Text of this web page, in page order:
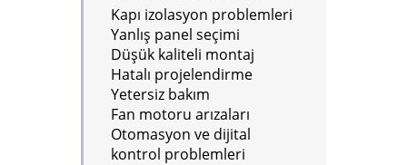
Kapı izolasyon problemleri
Yanlış panel seçimi
Düşük kaliteli montaj
Hatalı projelendirme
Yetersiz bakım
Fan motoru arızaları
Otomasyon ve dijital
kontrol problemleri